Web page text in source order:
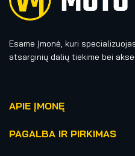
Esame įmonė, kuri
atsarginių dalių tiekime bei
APIE ĮMONĘ
PAGALBA IR PIRKIMAS